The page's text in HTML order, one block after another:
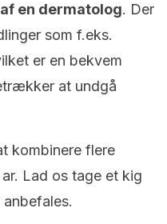
en dermatolog. Der
som f.eks.
er en bekvem
at undgå
kombinere flere
Lad os tage et kig